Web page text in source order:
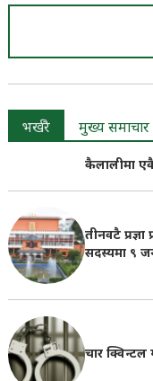
भर्खरै मुख्य समाचार
कैलालीमा
तीनवटै प्रज्ञा
सदस्यमा ९
चार क्विन्टल